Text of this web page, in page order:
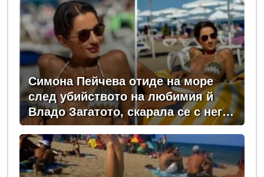
Симона Пейчева отиде на море
след убийството на любимия й
Владо Загатото, скарала се с него
за пари